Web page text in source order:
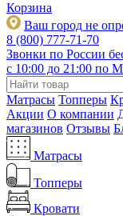
Корзина
Ваш город не
8 (800) 777-71-70
Звонки по России
c 10:00 до 21:00 по
Матрасы Топперы
Акции О компании
магазинов Отзывы
Матрасы
Топперы
Кровати